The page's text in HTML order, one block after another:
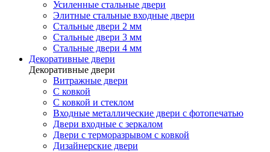
Усиленные стальные двери
Элитные стальные входные двери
Стальные двери 2 мм
Стальные двери 3 мм
Стальные двери 4 мм
Декоративные двери
Декоративные двери
Витражные двери
С ковкой
С ковкой и стеклом
Входные металлические двери с фотопечатью
Двери входные с зеркалом
Двери с терморазрывом с ковкой
Дизайнерские двери